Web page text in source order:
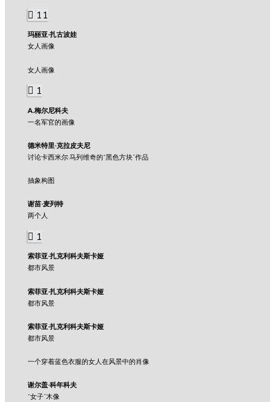
11
玛丽亚·扎古波娃
女人画像
女人画像
1
A.梅尔尼科夫
一名军官的画像
德米特里·克拉皮夫尼
讨论卡西米尔·马列维奇的“黑色方块”作品
抽象构图
谢苗·麦列特
两个人
1
索菲亚·扎克利科夫斯卡娅
都市风景
索菲亚·扎克利科夫斯卡娅
都市风景
索菲亚·扎克利科夫斯卡娅
都市风景
一个穿着蓝色衣服的女人在风景中的肖像
谢尔盖·科年科夫
“女子”木像